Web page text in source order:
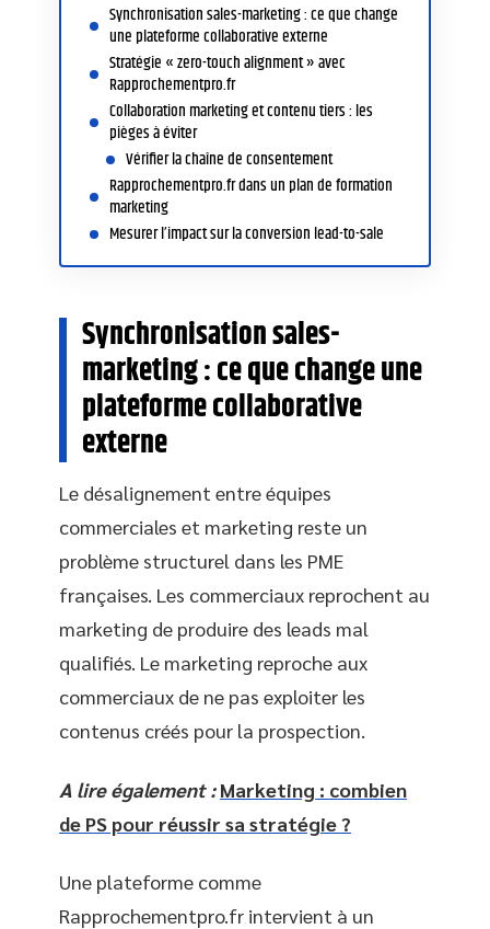
Synchronisation sales-marketing : ce que change
une plateforme collaborative externe
Stratégie « zero-touch alignment » avec
Rapprochementpro.fr
Collaboration marketing et contenu tiers : les
pièges à éviter
Vérifier la chaîne de consentement
Rapprochementpro.fr dans un plan de formation
marketing
Mesurer l’impact sur la conversion lead-to-sale
Synchronisation sales-
marketing : ce que change une
plateforme collaborative
externe
Le désalignement entre équipes
commerciales et marketing reste un
problème structurel dans les PME
françaises. Les commerciaux reprochent au
marketing de produire des leads mal
qualifiés. Le marketing reproche aux
commerciaux de ne pas exploiter les
contenus créés pour la prospection.
A lire également : Marketing : combien
de PS pour réussir sa stratégie ?
Une plateforme comme
Rapprochementpro.fr intervient à un